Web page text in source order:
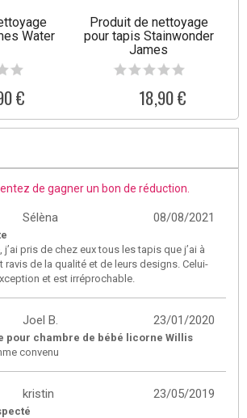
Water
€
Produit de nettoyage
pour tapis Stainwonder
James
18,90 €
de gagner un bon de réduction.
08/08/2021
Sélèna
pris de chez eux tous les tapis que j’ai à
ravis de la qualité et de leurs designs. Celui-
et est irréprochable.
23/01/2020
Joel B.
pour chambre de bébé licorne Willis
convenu
23/05/2019
kristin